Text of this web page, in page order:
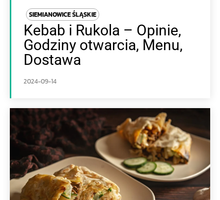
SIEMIANOWICE ŚLĄSKIE
Kebab i Rukola – Opinie,
Godziny otwarcia, Menu,
Dostawa
2024-09-14